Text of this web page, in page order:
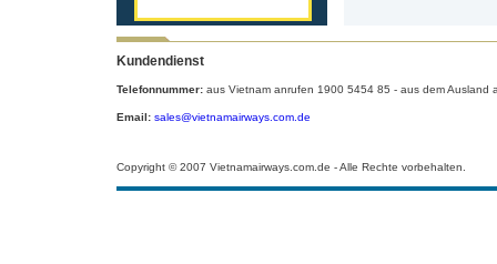
Kundendienst
Telefonnummer: aus Vietnam anrufen 1900 5454 85 - aus dem Ausland
Email: sales@vietnamairways.com.de
Copyright © 2007 Vietnamairways.com.de - Alle Rechte vorbehalten.